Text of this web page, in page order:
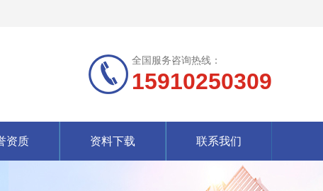
全国服务咨询热线：
15910250309
资质 资料下载 联系我们